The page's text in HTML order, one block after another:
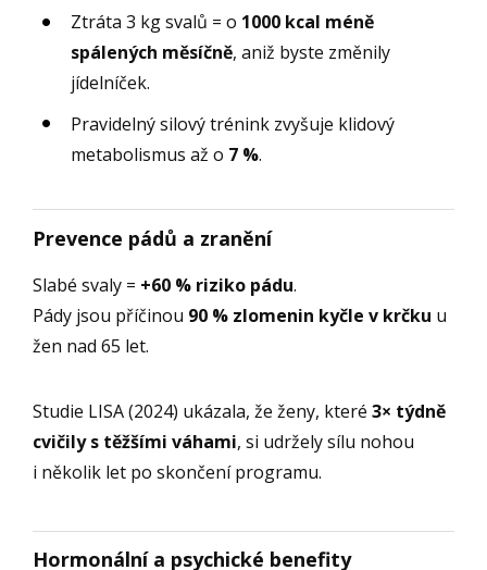
Ztráta 3 kg svalů = o 1000 kcal méně
spálených měsíčně, aniž byste změnily
jídelníček.
Pravidelný silový trénink zvyšuje klidový
metabolismus až o 7 %.
Prevence pádů a zranění
Slabé svaly = +60 % riziko pádu.
Pády jsou příčinou 90 % zlomenin kyčle v krčku u
žen nad 65 let.
Studie LISA (2024) ukázala, že ženy, které 3× týdně
cvičily s těžšími váhami, si udržely sílu nohou
i několik let po skončení programu.
Hormonální a psychické benefity